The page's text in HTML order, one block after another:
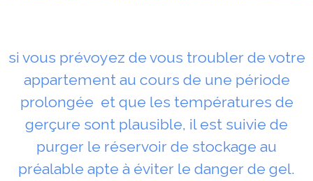
si vous prévoyez de vous troubler de votre
appartement au cours de une période
prolongée et que les températures de
gerçure sont plausible, il est suivie de
purger le réservoir de stockage au
préalable apte à éviter le danger de gel.